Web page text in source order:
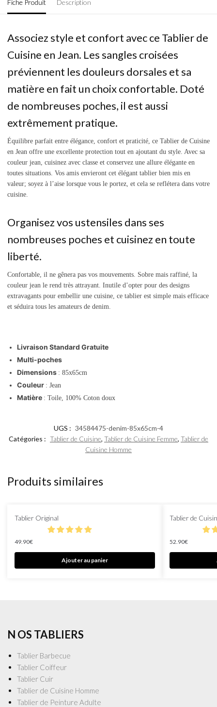
Fiche Produit Description
Associez style et confort avec ce Tablier de
Cuisine en Jean. Les sangles croisées
préviennent les douleurs dorsales et sa
matière en fait un choix confortable. Doté
de nombreuses poches, il est aussi
extrêmement pratique.
Équilibre parfait entre élégance, confort et praticité, ce Tablier de Cuisine
en Jean offre une excellente protection tout en ajoutant du style. Avec sa
couleur jean, cuisinez avec classe et conservez une allure élégante en
toutes situations. Vos amis envieront cet élégant tablier bien mis en
valeur; soyez à l’aise lorsque vous le portez, et cela se reflétera dans votre
cuisine.
Organisez vos ustensiles dans ses
nombreuses poches et cuisinez en toute
liberté.
Confortable, il ne gênera pas vos mouvements. Sobre mais raffiné, la
couleur jean le rend très attrayant. Inutile d’opter pour des designs
extravagants pour embellir une cuisine, ce tablier est simple mais efficace
et séduira tous les amateurs de denim.
Livraison Standard Gratuite
Multi-poches
Dimensions : 85x65cm
Couleur : Jean
Matière : Toile, 100% Coton doux
UGS : 34584475-denim-85x65cm-4
Catégories : Tablier de Cuisine, Tablier de Cuisine Femme, Tablier de
Cuisine Homme
Produits similaires
Tablier Original
49.90€
Ajouter au panier
Tablier de
52.90€
N OS TABLIERS
Tablier Barbecue
Tablier Coiffeur
Tablier Cuir
Tablier de Cuisine Homme
Tablier de Peinture Adulte